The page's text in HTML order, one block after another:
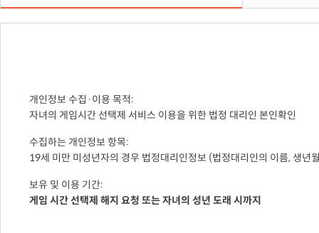
개인정보 수집·이용 목적:
자녀의 게임시간 선택제 서비스 이용을 위한 법정 대리인 본인확인
수집하는 개인정보 항목:
19세 미만 미성년자의 경우 법정대리인정보 (법정대리인의 이름, 생년
보유 및 이용 기간:
게임 시간 선택제 해지 요청 또는 자녀의 성년 도래 시까지